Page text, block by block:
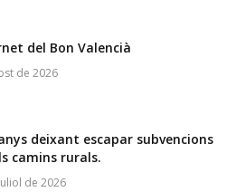
del Bon Valencià
de 2026
deixant escapar subvencions
camins rurals.
de 2026